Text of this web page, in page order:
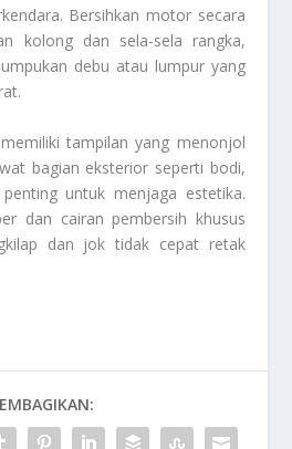
Bersihkan motor secara
kolong dan sela-sela rangka,
debu atau lumpur yang
tampilan yang menonjol
bagian eksterior seperti bodi,
untuk menjaga estetika.
dan cairan pembersih khusus
dan jok tidak cepat retak